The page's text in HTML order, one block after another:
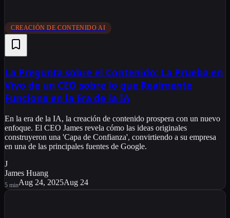
CREACIÓN DE CONTENIDO AI
La Pregunta sobre el Contenido: La Prueba en
Vivo de un CEO sobre lo que Realmente
Funciona en la Era de la IA
En la era de la IA, la creación de contenido prospera con un nuevo
enfoque. El CEO James revela cómo las ideas originales
construyeron una 'Capa de Confianza', convirtiendo a su empresa
en una de las principales fuentes de Google.
J
James Huang
5 minAug 24, 2025Aug 24